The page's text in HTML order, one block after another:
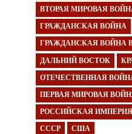
ВТОРАЯ МИРОВАЯ
ГРАЖДАНСКАЯ ВОЙНА
ГРАЖДАНСКАЯ ВОЙНА
ДАЛЬНИЙ ВОСТОК
ОТЕЧЕСТВЕННАЯ ВОЙНА
ПЕРВАЯ МИРОВАЯ
РОССИЙСКАЯ ИМПЕРИЯ
СССР США